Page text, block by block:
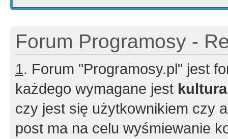
Forum Programosy -
1. Forum "Programosy.pl" jest
każdego wymagane jest
czy jest się użytkownikiem czy
post ma na celu wyśmiewanie